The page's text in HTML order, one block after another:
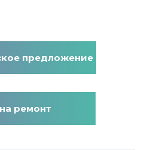
предложение
ремонт